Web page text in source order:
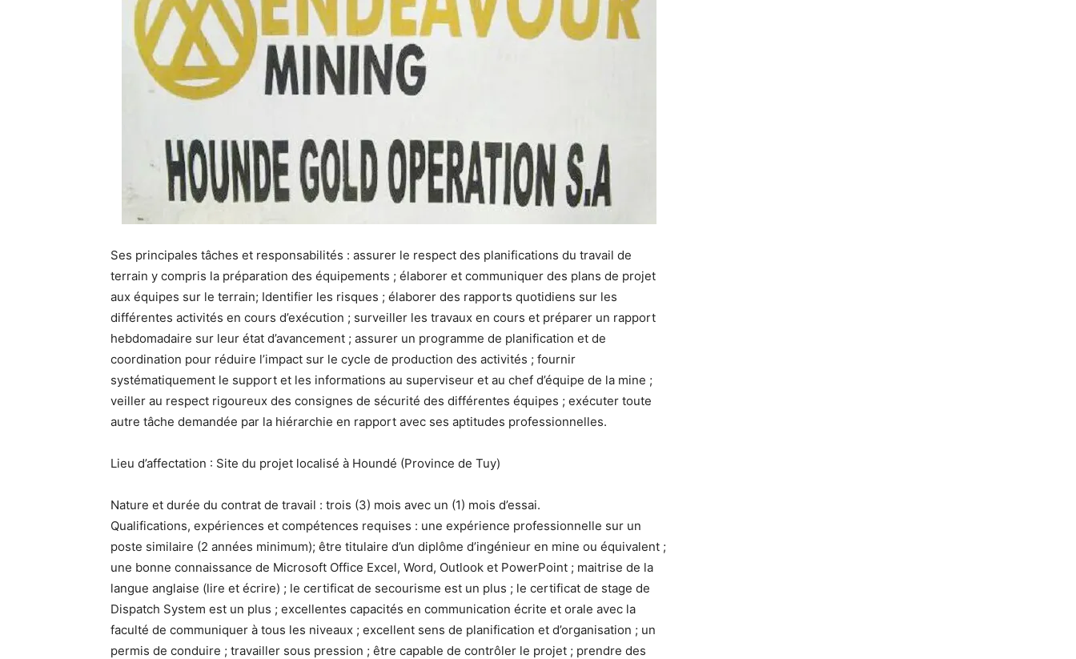
Ses principales tâches et responsabilités : assurer le respect des planifications du travail de
terrain y compris la préparation des équipements ; élaborer et communiquer des plans de projet
aux équipes sur le terrain; Identifier les risques ; élaborer des rapports quotidiens sur les
différentes activités en cours d’exécution ; surveiller les travaux en cours et préparer un rapport
hebdomadaire sur leur état d’avancement ; assurer un programme de planification et de
coordination pour réduire l’impact sur le cycle de production des activités ; fournir
systématiquement le support et les informations au superviseur et au chef d’équipe de la mine ;
veiller au respect rigoureux des consignes de sécurité des différentes équipes ; exécuter toute
autre tâche demandée par la hiérarchie en rapport avec ses aptitudes professionnelles.
Lieu d’affectation : Site du projet localisé à Houndé (Province de Tuy)
Nature et durée du contrat de travail : trois (3) mois avec un (1) mois d’essai.
Qualifications, expériences et compétences requises : une expérience professionnelle sur un
poste similaire (2 années minimum); être titulaire d’un diplôme d’ingénieur en mine ou équivalent ;
une bonne connaissance de Microsoft Office Excel, Word, Outlook et PowerPoint ; maitrise de la
langue anglaise (lire et écrire) ; le certificat de secourisme est un plus ; le certificat de stage de
Dispatch System est un plus ; excellentes capacités en communication écrite et orale avec la
faculté de communiquer à tous les niveaux ; excellent sens de planification et d’organisation ; un
permis de conduire ; travailler sous pression ; être capable de contrôler le projet ; prendre des